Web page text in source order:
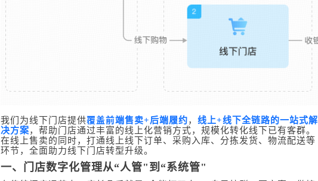
我们为线下门店提供覆盖前端售卖+后端履约，线上+线下全链路的一站式解
决方案，帮助门店通过丰富的线上化营销方式，规模化转化线下已有客群。
在线上售卖的同时，打通线上线下订单、采购入库、分拣发货、物流配送等
环节，全面助力线下门店转型升级。
一、门店数字化管理从“人管"到“系统管"